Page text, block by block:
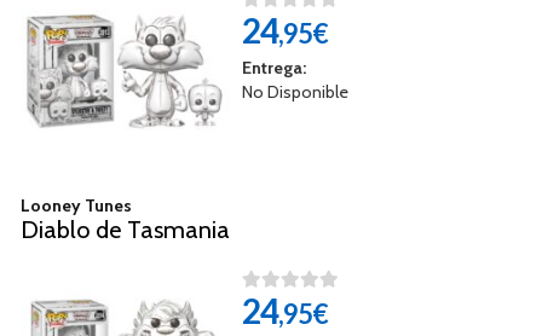
24,95€
Entrega:
No Disponible
Looney Tunes
Diablo de Tasmania
24,95€